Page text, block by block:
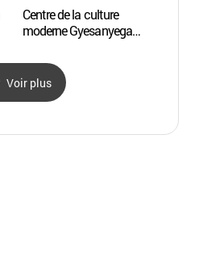
Centre de la culture
moderne Gyesanyega
계산예가)
Voir plus